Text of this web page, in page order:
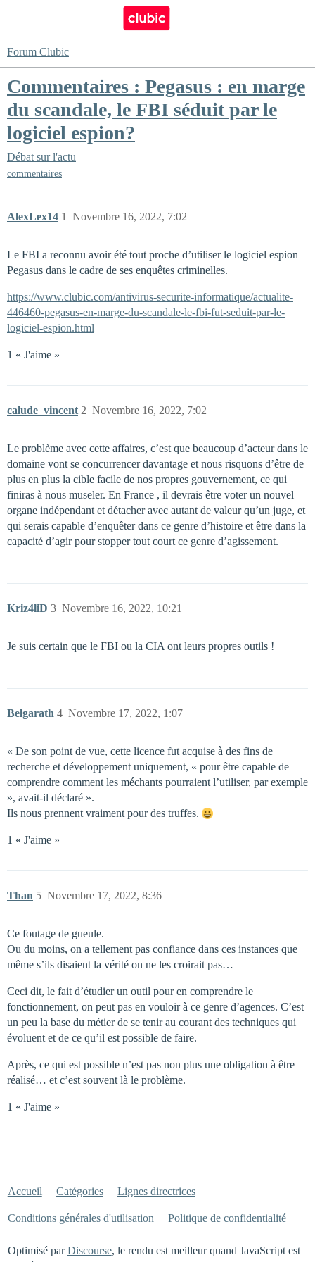
Forum Clubic
Commentaires : Pegasus : en marge
du scandale, le FBI séduit par le
logiciel espion?
Débat sur l'actu
commentaires
AlexLex14 Novembre 16, 2022, 7:02
1
Le FBI a reconnu avoir été tout proche d’utiliser le logiciel espion
Pegasus dans le cadre de ses enquêtes criminelles.
https://www.clubic.com/antivirus-securite-informatique/actualite-
446460-pegasus-en-marge-du-scandale-le-fbi-fut-seduit-par-le-
logiciel-espion.html
1 « J'aime »
calude_vincent Novembre 16, 2022, 7:02
2
Le problème avec cette affaires, c’est que beaucoup d’acteur dans le
domaine vont se concurrencer davantage et nous risquons d’être de
plus en plus la cible facile de nos propres gouvernement, ce qui
finiras à nous museler. En France , il devrais être voter un nouvel
organe indépendant et détacher avec autant de valeur qu’un juge, et
qui serais capable d’enquêter dans ce genre d’histoire et être dans la
capacité d’agir pour stopper tout court ce genre d’agissement.
Kriz4liD Novembre 16, 2022, 10:21
3
Je suis certain que le FBI ou la CIA ont leurs propres outils !
Belgarath Novembre 17, 2022, 1:07
4
« De son point de vue, cette licence fut acquise à des fins de
recherche et développement uniquement, « pour être capable de
comprendre comment les méchants pourraient l’utiliser, par exemple
», avait-il déclaré ».
Ils nous prennent vraiment pour des truffes.
1 « J'aime »
Than Novembre 17, 2022, 8:36
5
Ce foutage de gueule.
Ou du moins, on a tellement pas confiance dans ces instances que
même s’ils disaient la vérité on ne les croirait pas…
Ceci dit, le fait d’étudier un outil pour en comprendre le
fonctionnement, on peut pas en vouloir à ce genre d’agences. C’est
un peu la base du métier de se tenir au courant des techniques qui
évoluent et de ce qu’il est possible de faire.
Après, ce qui est possible n’est pas non plus une obligation à être
réalisé… et c’est souvent là le problème.
1 « J'aime »
Accueil Catégories Lignes directrices
Conditions générales d'utilisation Politique de confidentialité
Optimisé parDiscourse, le rendu est meilleur quand JavaScript est